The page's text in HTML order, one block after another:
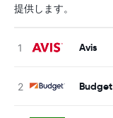
提供します。
Avis
Budget